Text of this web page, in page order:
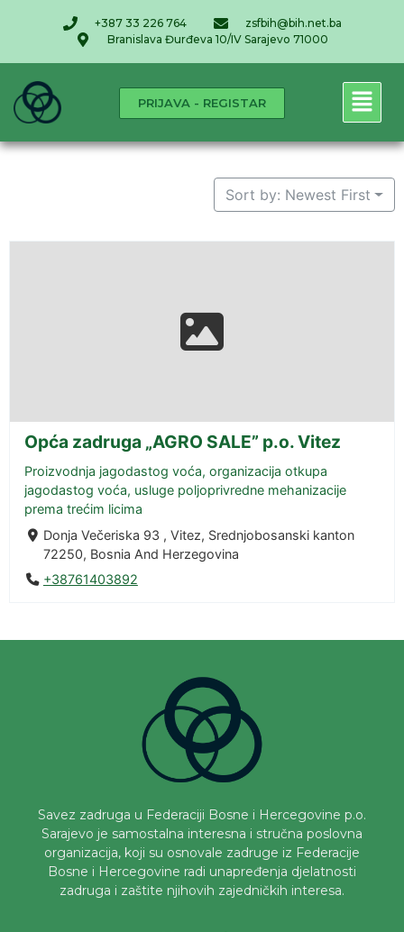
+387 33 226 764
zsfbih@bih.net.ba
Branislava Đurđeva 10/IV Sarajevo 71000
PRIJAVA - REGISTAR
Sort by: Newest First
Opća zadruga „AGRO SALE” p.o. Vitez
Proizvodnja jagodastog voća, organizacija otkupa
jagodastog voća, usluge poljoprivredne mehanizacije
prema trećim licima
Donja Večeriska 93 , Vitez, Srednjobosanski kanton
72250, Bosnia And Herzegovina
+38761403892
Savez zadruga u Federaciji Bosne i Hercegovine p.o.
Sarajevo je samostalna interesna i stručna poslovna
organizacija, koji su osnovale zadruge iz Federacije
Bosne i Hercegovine radi unapređenja djelatnosti
zadruga i zaštite njihovih zajedničkih interesa.